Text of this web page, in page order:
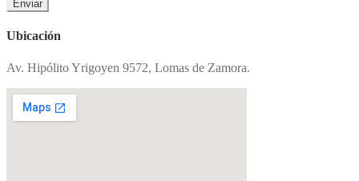
Ubicación
Av. Hipólito Yrigoyen 9572, Lomas de Zamora.